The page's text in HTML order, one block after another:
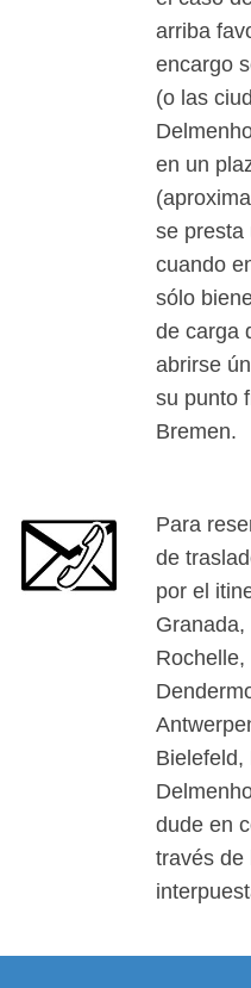
arriba
encargo
(o las
en un
se presta
cuando
sólo
de carga
abrirse
su punto
Bremen.
Para
de
por el
Bielefeld,
dude en
través de